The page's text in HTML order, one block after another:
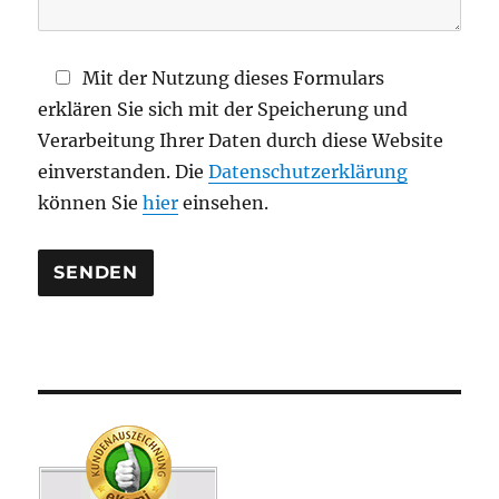
l
e
e
r
Mit der Nutzung dieses Formulars
erklären Sie sich mit der Speicherung und
Verarbeitung Ihrer Daten durch diese Website
einverstanden. DieDatenschutzerklärung
können Siehier einsehen.